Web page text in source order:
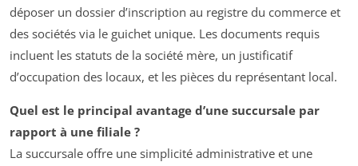
déposer un dossier d’inscription au registre du commerce et
des sociétés via le guichet unique. Les documents requis
incluent les statuts de la société mère, un justificatif
d’occupation des locaux, et les pièces du représentant local.
Quel est le principal avantage d’une succursale par
rapport à une filiale ?
La succursale offre une simplicité administrative et une